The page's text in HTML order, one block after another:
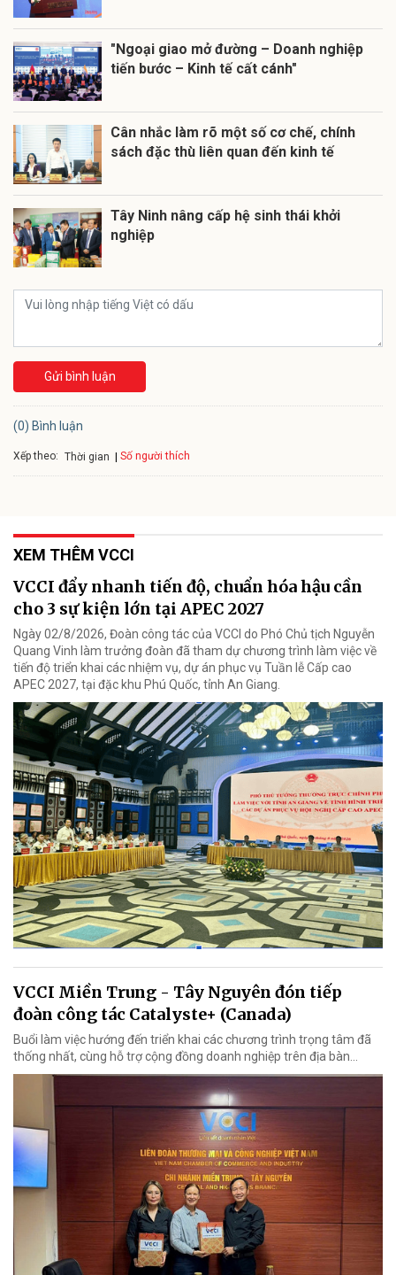
"Ngoại giao mở đường – Doanh nghiệp
tiến bước – Kinh tế cất cánh"
Cân nhắc làm rõ một số cơ chế, chính
sách đặc thù liên quan đến kinh tế
Tây Ninh nâng cấp hệ sinh thái khởi
nghiệp
Gửi bình luận
(0) Bình luận
Xếp theo: Thời gian Số người thích
XEM THÊM VCCI
VCCI đẩy nhanh tiến độ, chuẩn hóa hậu cần
cho 3 sự kiện lớn tại APEC 2027
Ngày 02/8/2026, Đoàn công tác của VCCI do Phó Chủ tịch Nguyễn
Quang Vinh làm trưởng đoàn đã tham dự chương trình làm việc về
tiến độ triển khai các nhiệm vụ, dự án phục vụ Tuần lễ Cấp cao
APEC 2027, tại đặc khu Phú Quốc, tỉnh An Giang.
VCCI Miền Trung - Tây Nguyên đón tiếp
đoàn công tác Catalyste+ (Canada)
Buổi làm việc hướng đến triển khai các chương trình trọng tâm đã
thống nhất, cùng hỗ trợ cộng đồng doanh nghiệp trên địa bàn...